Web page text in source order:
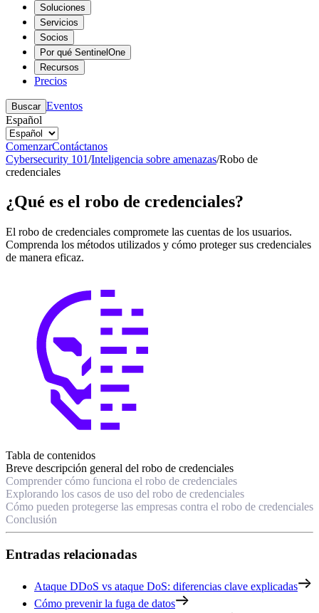
Soluciones
Servicios
Socios
Por qué SentinelOne
Recursos
Precios
Buscar Eventos
Español
ComenzarContáctanos
Cybersecurity 101/Inteligencia sobre amenazas/Robo de
credenciales
¿Qué es el robo de credenciales?
El robo de credenciales compromete las cuentas de los usuarios.
Comprenda los métodos utilizados y cómo proteger sus credenciales
de manera eficaz.
Tabla de contenidos
Breve descripción general del robo de credenciales
Comprender cómo funciona el robo de credenciales
Explorando los casos de uso del robo de credenciales
Cómo pueden protegerse las empresas contra el robo de credenciales
Conclusión
Entradas relacionadas
Ataque DDoS vs ataque DoS: diferencias clave explicadas
Cómo prevenir la fuga de datos